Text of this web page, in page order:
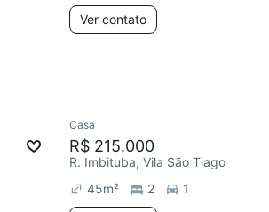
Ver contato
Casa
R$ 215.000
R. Imbituba, Vila São Tiago
45m² 2 1